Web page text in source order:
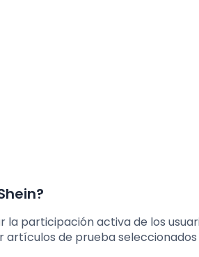
la participación activa de los
de prueba seleccionados